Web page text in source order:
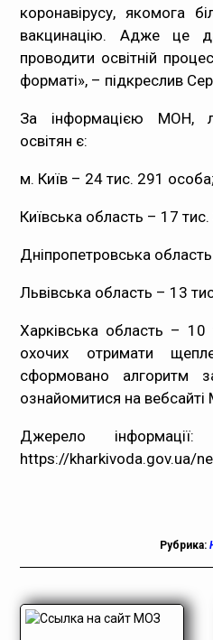
Контакти
Карта сайта
коронавірусу, якомога
вакцинацію. Адже це
проводити освітній
форматі», – підкреслив
За інформацією МОН,
освітян є:
м. Київ – 24 тис. 291 особа;
Київська область – 17 тис.
Дніпропетровська
Львівська область – 13
Харківська область –
охочих отримати
сформовано алгоритм
ознайомитися на
Джерело
https://kharkivoda.gov.ua/
Рубрика: